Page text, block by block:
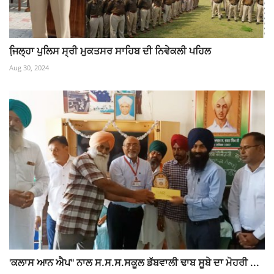
ਜਿ਼ਲ੍ਹਾ ਪੁਲਿਸ ਸ੍ਰੀ ਮੁਕਤਸਰ ਸਾਹਿਬ ਦੀ ਨਿਵੇਕਲੀ ਪਹਿਲ
Aug 30, 2024
'ਕਲਾਸ ਆਨ ਐਪ'' ਨਾਲ ਸ.ਸ.ਸ.ਸਕੂਲ ਡੱਬਵਾਲੀ ਢਾਬ ਸੂਬੇ ਦਾ ਮੋਹਰੀ ...